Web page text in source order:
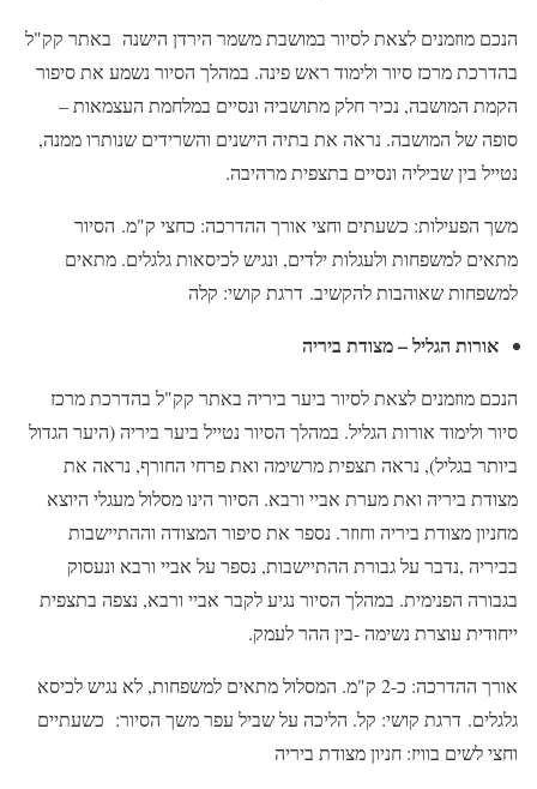
הנכם מוזמנים לצאת לסיור במושבת משמר הירדן הישנה באתר קק"ל
בהדרכת מרכז סיור ולימוד ראש פינה. במהלך הסיור נשמע את סיפור
הקמת המושבה, נכיר חלק מתושביה ונסיים במלחמת העצמאות –
סופה של המושבה. נראה את בתיה הישנים והשרידים שנותרו ממנה,
נטייל בין שביליה ונסיים בתצפית מרהיבה.
משך הפעילות: כשעתים וחצי אורך ההדרכה: כחצי ק"מ. הסיור
מתאים למשפחות ולעגלות ילדים, ונגיש לכיסאות גלגלים. מתאים
למשפחות שאוהבות להקשיב. דרגת קושי: קלה
אורות הגליל – מצודת ביריה
הנכם מוזמנים לצאת לסיור ביער ביריה באתר קק"ל בהדרכת מרכז
סיור ולימוד אורות הגליל. במהלך הסיור נטייל ביער ביריה (היער הגדול
ביותר בגליל), נראה תצפית מרשימה ואת פרחי החורף, נראה את
מצודת ביריה ואת מערת אביי ורבא. הסיור הינו מסלול מעגלי היוצא
מחניון מצודת ביריה וחוזר. נספר את סיפור המצודה וההתיישבות
בביריה ,נדבר על גבורת ההתיישבות, נספר על אביי ורבא ונעסוק
בגבורה הפנימית. במהלך הסיור נגיע לקבר אביי ורבא, נצפה בתצפית
ייחודית עוצרת נשימה -בין ההר לעמק.
אורך ההדרכה: כ-2 ק"מ. המסלול מתאים למשפחות, לא נגיש לכיסא
גלגלים. דרגת קושי: קל. הליכה על שביל עפר משך הסיור: כשעתיים
וחצי לשים בוויז: חניון מצודת ביריה